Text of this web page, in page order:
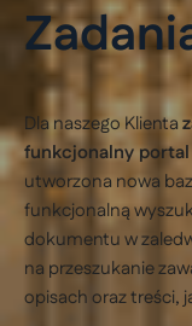
Dla naszego Klienta
funkcjonalny
utworzona nowa
funkcjonalną
dokumentu w
na przeszukanie
opisach oraz treści,